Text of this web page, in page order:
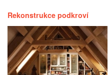
Rekonstrukce podkroví